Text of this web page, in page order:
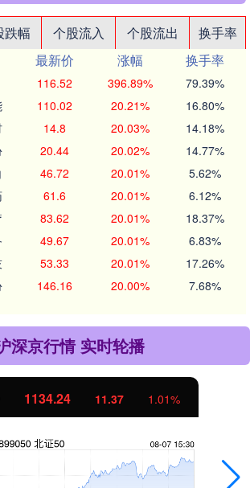
跌幅 个股流入 个股流出
换手率
最新价 涨幅
换手率
116.52 396.89% 79.39%
110.02 20.21% 16.80%
14.8 20.03% 14.18%
20.44 20.02% 14.77%
46.72 20.01% 5.62%
61.6 20.01% 6.12%
83.62 20.01% 18.37%
49.67 20.01% 6.83%
53.33 20.01% 17.26%
146.16 20.00% 7.68%
深京行情 实时轮播
1134.24 11.37 1.01%